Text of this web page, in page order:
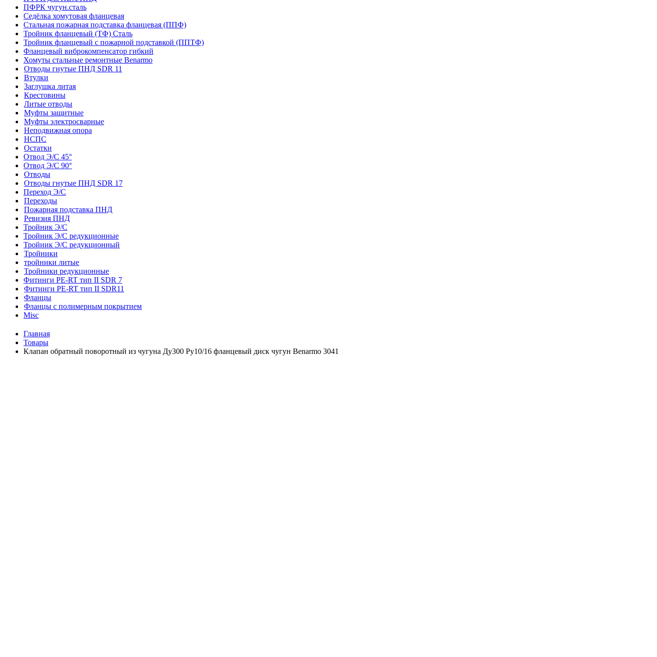
ПФРК чугун.сталь
Седёлка хомутовая фланцевая
Стальная пожарная подставка фланцевая (ППФ)
Тройник фланцевый (ТФ) Сталь
Тройник фланцевый с пожарной подставкой (ППТФ)
Фланцевый виброкомпенсатор гибкий
Хомуты стальные ремонтные Benarmo
Отводы гнутые ПНД SDR 11
Втулки
Заглушка литая
Крестовины
Литые отводы
Муфты защитные
Муфты электросварные
Неподвижная опора
НСПС
Остатки
Отвод Э/С 45°
Отвод Э/С 90°
Отводы
Отводы гнутые ПНД SDR 17
Переход Э/С
Переходы
Пожарная подставка ПНД
Ревизия ПНД
Тройник Э/С
Тройник Э/С редукционные
Тройник Э/С редукционный
Тройники
тройники литые
Тройники редукционные
Фитинги PE-RT тип II SDR 7
Фитинги PE-RT тип II SDR11
Фланцы
Фланцы с полимерным покрытием
Misc
Главная
Товары
Клапан обратный поворотный из чугуна Ду300 Ру10/16 фланцевый диск чугун Benarmo 3041